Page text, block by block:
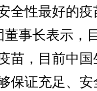
全性最好的
事长表示，
苗，目前中
保证充足、